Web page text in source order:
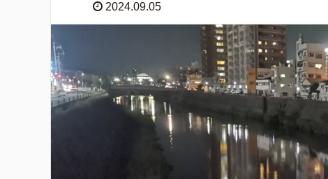
2024.09.05